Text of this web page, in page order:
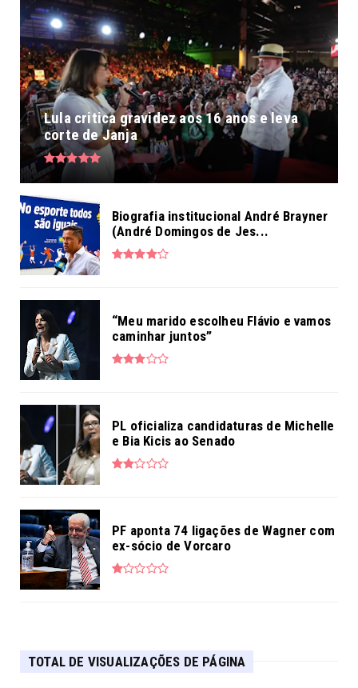
Lula critica gravidez aos 16 anos e leva
corte de Janja
Biografia institucional André Brayner
(André Domingos de Jes...
“Meu marido escolheu Flávio e vamos
caminhar juntos”
PL oficializa candidaturas de Michelle
e Bia Kicis ao Senado
PF aponta 74 ligações de Wagner com
ex-sócio de Vorcaro
TOTAL DE VISUALIZAÇÕES DE PÁGINA